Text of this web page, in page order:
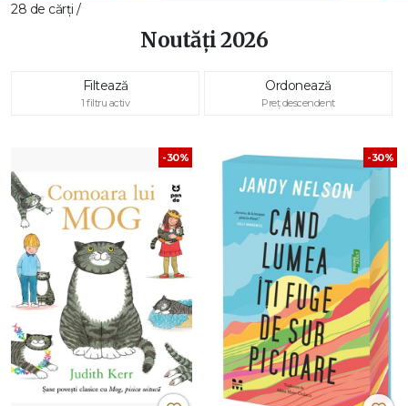
28 de cărți /
Noutăți 2026
Filtează
1 filtru activ
Ordonează
Preț descendent
-30% -30%